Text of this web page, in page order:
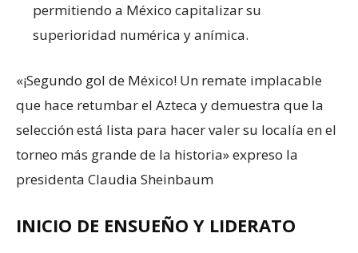
permitiendo a México capitalizar su
superioridad numérica y anímica.
«¡Segundo gol de México! Un remate implacable
que hace retumbar el Azteca y demuestra que la
selección está lista para hacer valer su localía en el
torneo más grande de la historia» expreso la
presidenta Claudia Sheinbaum
INICIO DE ENSUEÑO Y LIDERATO